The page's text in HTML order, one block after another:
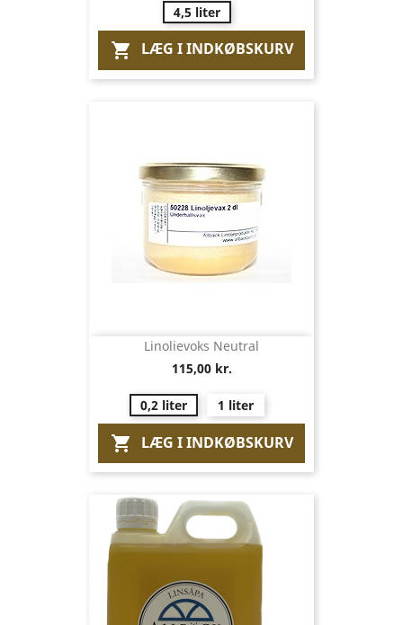
4,5 liter
 LÆG I INDKØBSKURV
Linolievoks Neutral
115,00 kr.
0,2 liter 1 liter
 LÆG I INDKØBSKURV